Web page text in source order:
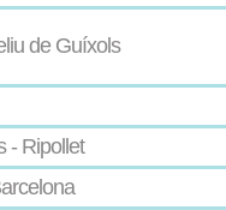
de Guíxols
- Ripollet